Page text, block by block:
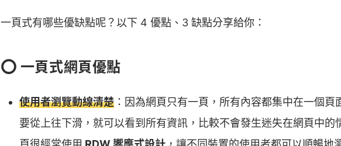
一頁式有哪些優缺點呢？以下 4 優點、3 缺點分享給你：
⭕️ 一頁式網頁優點
使用者瀏覽動線清楚：因為網頁只有一頁，所有內容都集中在一個頁
要從上往下滑，就可以看到所有資訊，比較不會發生迷失在網頁中的